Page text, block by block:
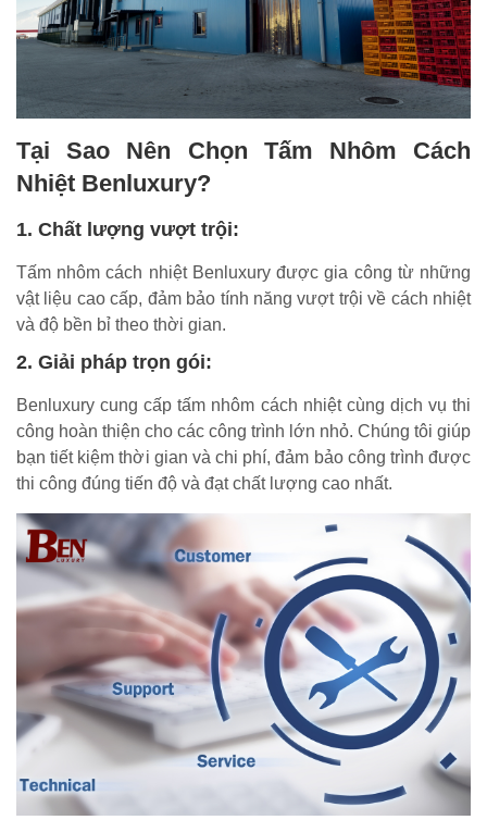
Tại Sao Nên Chọn Tấm Nhôm Cách
Nhiệt Benluxury?
1. Chất lượng vượt trội:
Tấm nhôm cách nhiệt Benluxury được gia công từ những
vật liệu cao cấp, đảm bảo tính năng vượt trội về cách nhiệt
và độ bền bỉ theo thời gian.
2. Giải pháp trọn gói:
Benluxury cung cấp tấm nhôm cách nhiệt cùng dịch vụ thi
công hoàn thiện cho các công trình lớn nhỏ. Chúng tôi giúp
bạn tiết kiệm thời gian và chi phí, đảm bảo công trình được
thi công đúng tiến độ và đạt chất lượng cao nhất.